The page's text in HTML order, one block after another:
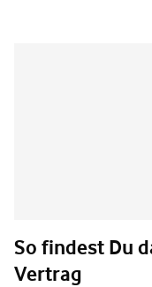
So findest Du
Vertrag